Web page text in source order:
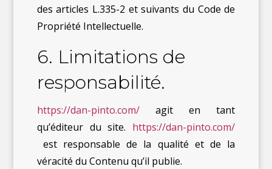
des articles L.335-2 et suivants du Code de
Propriété Intellectuelle.
6. Limitations de
responsabilité.
https://dan-pinto.com/agit en tant
qu’éditeur du site. https://dan-pinto.com/
est responsable de la qualité et de la
véracité du Contenu qu’il publie.